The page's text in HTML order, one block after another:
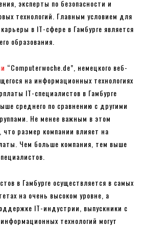
эксперты по безопасности и
технологий. Главным условием для
в IT-сфере в Гамбурге является
образования.
“Computerwoche.de”, немецкого веб-
на информационных технологиях
ІТ-специалистов в Гамбурге
среднего по сравнению с другими
Не менее важным в этом
что размер компании влияет на
Чем больше компания, тем выше
в Гамбурге осуществляется в самых
на очень высоком уровне, а
IT-индустрии, выпускники с
технологий могут